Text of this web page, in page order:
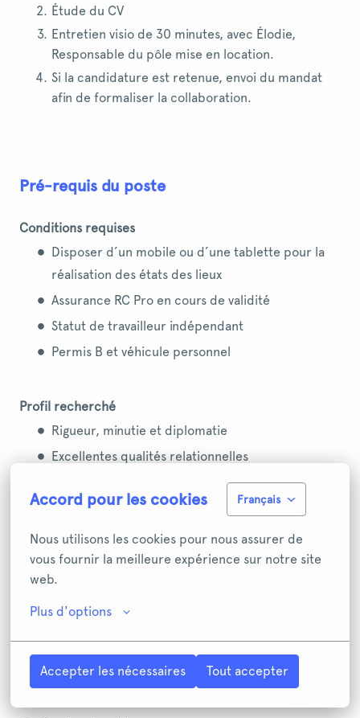
Accord pour les cookies Français
Nous utilisons les cookies pour nous assurer de
vous fournir la meilleure expérience sur notre site
web.
Plus d'options
Accepter les nécessaires Tout accepter
Étude du CV
Entretien visio de 30 minutes, avec Élodie,
Responsable du pôle mise en location.
Si la candidature est retenue, envoi du mandat
afin de formaliser la collaboration.
Pré-requis du poste
Conditions requises
Disposer d’un mobile ou d’une tablette pour la
réalisation des états des lieux
Assurance RC Pro en cours de validité
Statut de travailleur indépendant
Permis B et véhicule personnel
Profil recherché
Rigueur, minutie et diplomatie
Excellentes qualités relationnelles
Expérience dans le secteur immobilier, incluant
la réalisation d’EDL et de visites
Disponibilité flexible, avec possibilité
d’intervention en dehors des heures de bureau
Aisance avec les outils numériques
À distance / Télétravail